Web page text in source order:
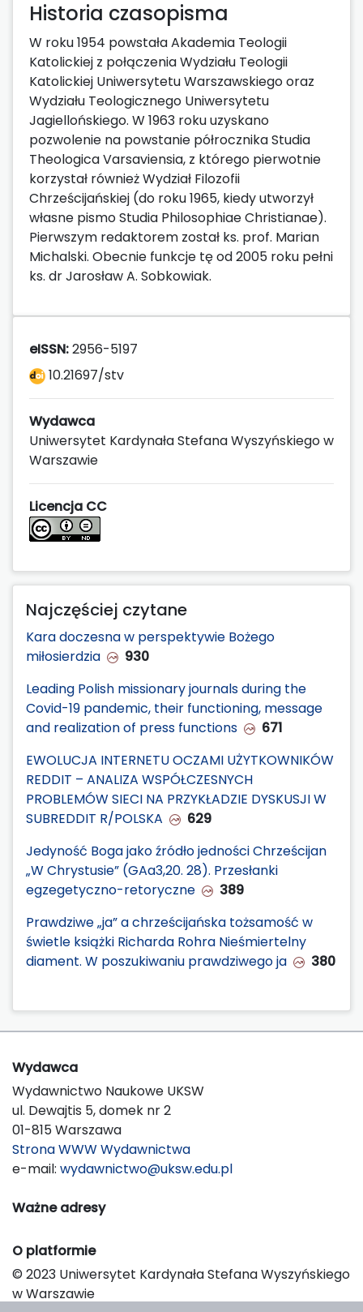
Historia czasopisma
W roku 1954 powstała Akademia Teologii
Katolickiej z połączenia Wydziału Teologii
Katolickiej Uniwersytetu Warszawskiego oraz
Wydziału Teologicznego Uniwersytetu
Jagiellońskiego. W 1963 roku uzyskano
pozwolenie na powstanie półrocznika Studia
Theologica Varsaviensia, z którego pierwotnie
korzystał również Wydział Filozofii
Chrześcijańskiej (do roku 1965, kiedy utworzył
własne pismo Studia Philosophiae Christianae).
Pierwszym redaktorem został ks. prof. Marian
Michalski. Obecnie funkcje tę od 2005 roku pełni
ks. dr Jarosław A. Sobkowiak.
eISSN:2956-5197
10.21697/stv
Wydawca
Uniwersytet Kardynała Stefana Wyszyńskiego w
Warszawie
Licencja CC
Najczęściej czytane
Kara doczesna w perspektywie Bożego
miłosierdzia
930
Leading Polish missionary journals during the
Covid-19 pandemic, their functioning, message
and realization of press functions
671
EWOLUCJA INTERNETU OCZAMI UŻYTKOWNIKÓW
REDDIT – ANALIZA WSPÓŁCZESNYCH
PROBLEMÓW SIECI NA PRZYKŁADZIE DYSKUSJI W
SUBREDDIT R/POLSKA
629
Jedyność Boga jako źródło jedności Chrześcijan
„W Chrystusie” (GAa3,20. 28). Przesłanki
egzegetyczno-retoryczne
389
Prawdziwe „ja” a chrześcijańska tożsamość w
świetle książki Richarda Rohra Nieśmiertelny
diament. W poszukiwaniu prawdziwego ja
380
Wydawca
Wydawnictwo Naukowe UKSW
ul. Dewajtis 5, domek nr 2
01-815 Warszawa
Strona WWW Wydawnictwa
e-mail: wydawnictwo@uksw.edu.pl
Ważne adresy
O platformie
© 2023 Uniwersytet Kardynała Stefana Wyszyńskiego
w Warszawie